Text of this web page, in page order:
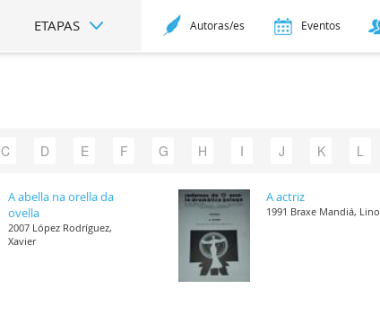
ETAPAS Autoras/es Eventos
C D E F G H I J K L
A abella na orella da
ovella
2007 López Rodríguez,
Xavier
A actriz
1991 Braxe Mandiá, Lino